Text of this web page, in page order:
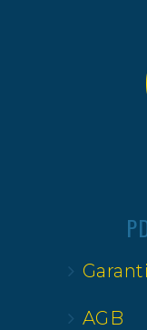
AGB